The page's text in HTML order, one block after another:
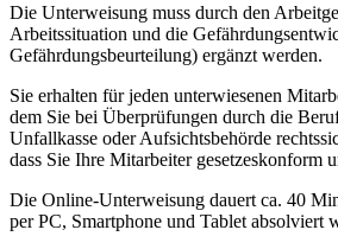
Die Unterweisung muss durch den
Arbeitssituation und die
Gefährdungsbeurteilung) ergänzt werden.
Sie erhalten für jeden unterwiesenen
dem Sie bei Überprüfungen durch die
Unfallkasse oder Aufsichtsbehörde
dass Sie Ihre Mitarbeiter gesetzeskonform
Die Online-Unterweisung dauert ca. 40
per PC, Smartphone und Tablet absolviert